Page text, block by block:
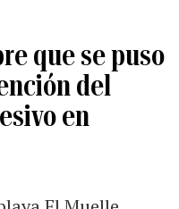
que se puso
del
en